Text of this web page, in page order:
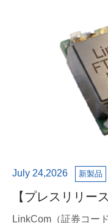
July 24,2026 新製品
【プレスリリー
び2A電源アーキ
LinkCom（証券コー